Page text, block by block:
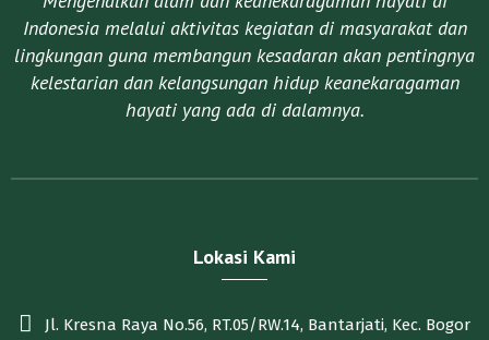
Indonesia melalui aktivitas kegiatan di masyarakat dan
lingkungan guna membangun kesadaran akan pentingnya
kelestarian dan kelangsungan hidup keanekaragaman
hayati yang ada di dalamnya.​
Lokasi Kami
Jl. Kresna Raya No.56, RT.05/RW.14, Bantarjati, Kec. Bogor